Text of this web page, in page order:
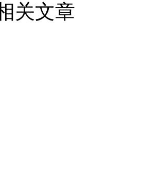
关文章